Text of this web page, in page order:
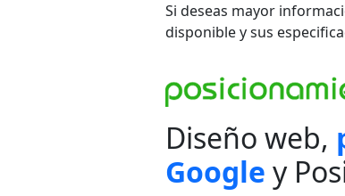
Si deseas mayor
disponible y sus
Diseño web,
Googley